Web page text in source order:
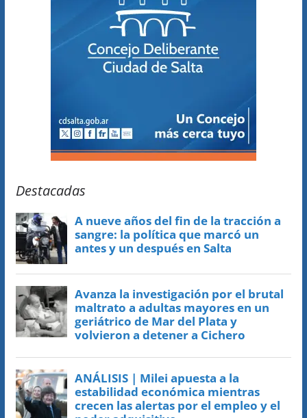
Destacadas